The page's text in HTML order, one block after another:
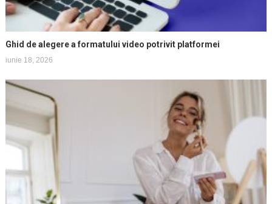
Ghid de alegere a formatului video potrivit platformei
iunie 18, 2026